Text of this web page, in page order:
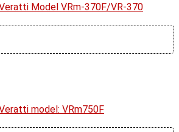
Model VRm-370F/VR-370
model: VRm750F